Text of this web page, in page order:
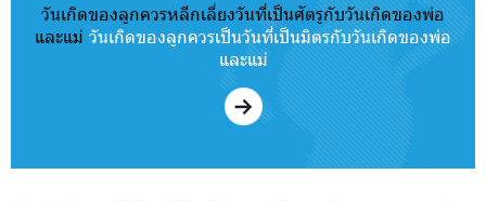
วันเกิดของลูกควรหลีกเลี่ยงวันที่เป็นศัตรูกับวันเกิดของพ่อ
และแม่ วันเกิดของลูกควรเป็นวันที่เป็นมิตรกับวันเกิดของพ่อ
และแม่